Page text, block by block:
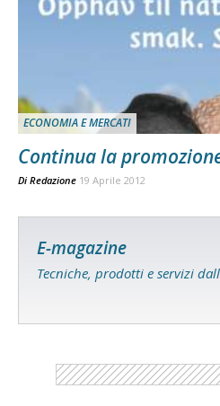
ECONOMIA E MERCATI
Continua la
Di Redazione 19 Aprile 2012
E-magazine
Tecniche, prodotti e servizi